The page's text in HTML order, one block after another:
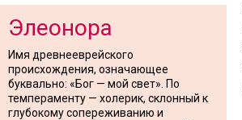
Элеонора
Имя древнееврейского
происхождения, означающее
буквально: «Бог — мой свет». По
темпераменту — холерик, склонный к
глубокому сопереживанию и